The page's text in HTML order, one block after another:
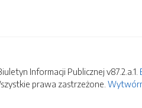
Informacji Publicznej v87.2.a.1.
prawa zastrzeżone.